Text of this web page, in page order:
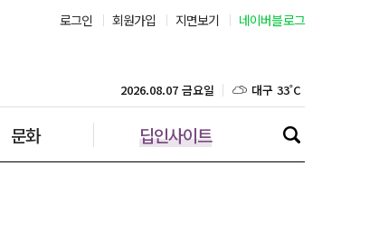
로그인 회원가입 지면보기 네이버블로그
문화 딥인사이트
2026.08.07 금요일 대구 33˚C
인천 32˚C